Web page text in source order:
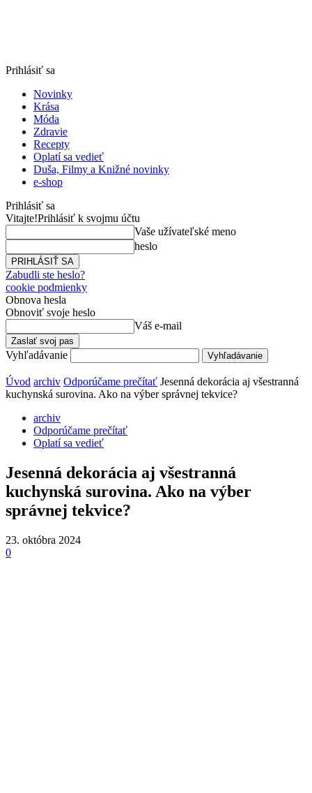
Prihlásiť sa
Novinky
Krása
Móda
Zdravie
Recepty
Oplatí sa vedieť
Duša, Filmy a Knižné novinky
e-shop
Prihlásiť sa
Vitajte!Prihlásiť k svojmu účtu
Vaše užívateľské meno
heslo
Zabudli ste heslo?
cookie podmienky
Obnova hesla
Obnoviť svoje heslo
Váš e-mail
Vyhľadávanie
Úvod archiv Odporúčame prečítať Jesenná dekorácia aj všestranná
kuchynská surovina. Ako na výber správnej tekvice?
archiv
Odporúčame prečítať
Oplatí sa vedieť
Jesenná dekorácia aj všestranná
kuchynská surovina. Ako na výber
správnej tekvice?
23. októbra 2024
0